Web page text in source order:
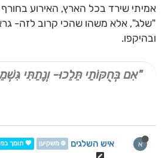
אמיתי שירד בכל הארץ, האירוע
"שלג", אלא משהו שהכי קרוב לזה-
ובהיקפו.
"אִם בְּחֻקּוֹתַי תֵּלֵכוּ- וְנָתַתִּי
א איש השלגים ❄️ משקיען 💖 תומך